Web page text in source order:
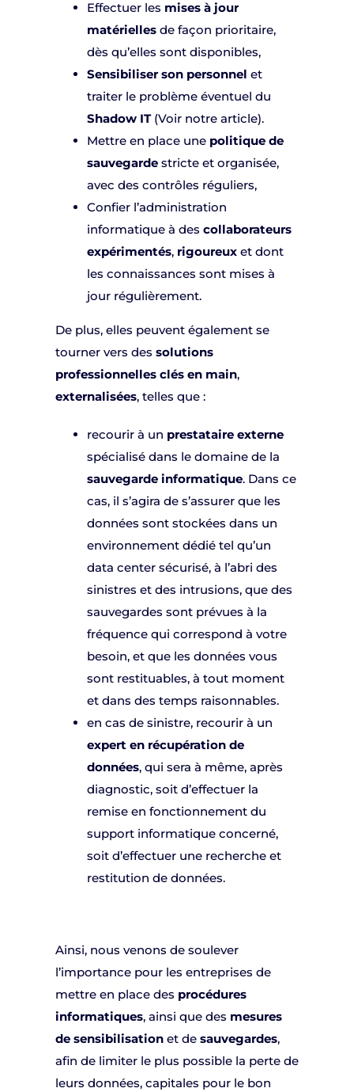
Effectuer les mises à jour
matériellesde façon prioritaire,
dès qu’elles sont disponibles,
Sensibiliser son personnel et
traiter le problème éventuel du
Shadow IT(Voir notre article).
Mettre en place une politique de
sauvegardestricte et organisée,
avec des contrôles réguliers,
Confier l’administration
informatique à des collaborateurs
expérimentés, rigoureuxet dont
les connaissances sont mises à
jour régulièrement.
De plus, elles peuvent également se
tourner vers des solutions
professionnelles clés en main,
externalisées, telles que :
recourir à un prestataire externe
spécialisé dans le domaine de la
sauvegarde informatique. Dans ce
cas, il s’agira de s’assurer que les
données sont stockées dans un
environnement dédié tel qu’un
data center sécurisé, à l’abri des
sinistres et des intrusions, que des
sauvegardes sont prévues à la
fréquence qui correspond à votre
besoin, et que les données vous
sont restituables, à tout moment
et dans des temps raisonnables.
en cas de sinistre, recourir à un
expert en récupération de
données, qui sera à même, après
diagnostic, soit d’effectuer la
remise en fonctionnement du
support informatique concerné,
soit d’effectuer une recherche et
restitution de données.
Ainsi, nous venons de soulever
l’importance pour les entreprises de
mettre en place des procédures
informatiques, ainsi que des mesures
de sensibilisationet de sauvegardes,
afin de limiter le plus possible la perte de
leurs données, capitales pour le bon